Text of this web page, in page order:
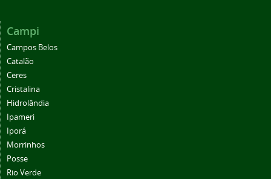
Campi
Campos Belos
Catalão
Ceres
Cristalina
Hidrolândia
Ipameri
Iporá
Morrinhos
Posse
Rio Verde